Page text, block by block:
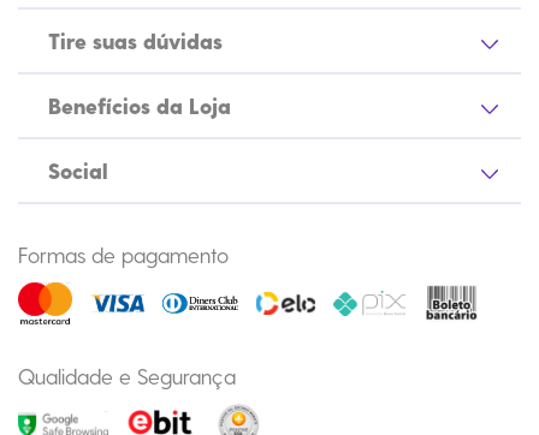
Tire suas dúvidas
Benefícios da Loja
Social
Formas de pagamento
Qualidade e Segurança